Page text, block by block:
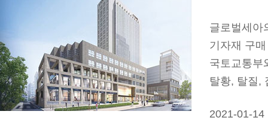
글로벌세아
기자재 구
국토교통부
탈황, 탈질,
2021-01-14